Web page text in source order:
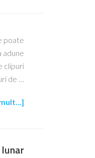
poate
adune
clipuri
de …